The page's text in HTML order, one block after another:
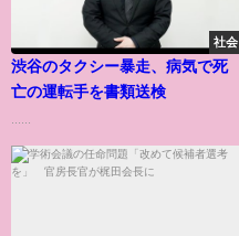
社会
渋谷のタクシー暴走、病気で死
亡の運転手を書類送検